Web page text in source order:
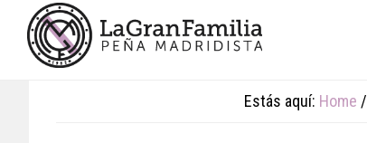
primary
footer
Estás aquí: Home /